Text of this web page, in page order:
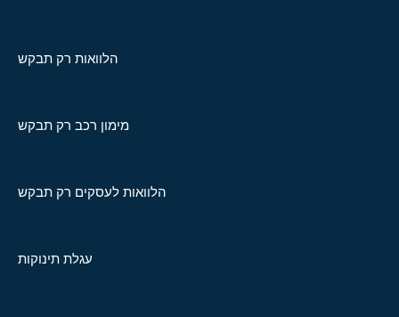
הלוואות רק תבקש
מימון רכב רק תבקש
הלוואות לעסקים רק תבקש
עגלת תינוקות